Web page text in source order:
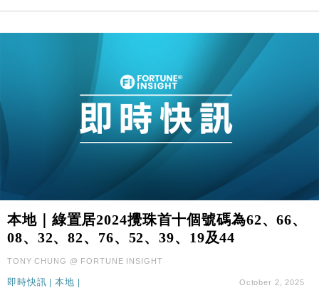
地產｜大酒店中期轉賺2300萬元 斥21億翻新香港及
國際｜特朗普赴洛杉磯高球場活動前 男子攜槍彈被捕
財經｜香港7月PMI回落至51 企業擴張放慢兼縮減人
財經｜黑石傳再籌逾360億美元 支援Anthropic租用
Google晶片
財經｜美商務部擬擴大金屬關稅範圍 14類產品或加徵
本地｜新世界K11 9月升級會員制度 增鉑金卡級別鎖
17:40
財經｜本港6月零售額連升14個月 珠寶鐘錶銷售升勢
最強
16:33
財經｜滙控重啟最多10億美元回購 派息比率目標維持
50%
本地｜綠置居2024攪珠首十個號碼為62、66、
08、32、82、76、52、39、19及44
TONY CHUNG @ FORTUNE INSIGHT
即時快訊 |本地 | October 2, 2025